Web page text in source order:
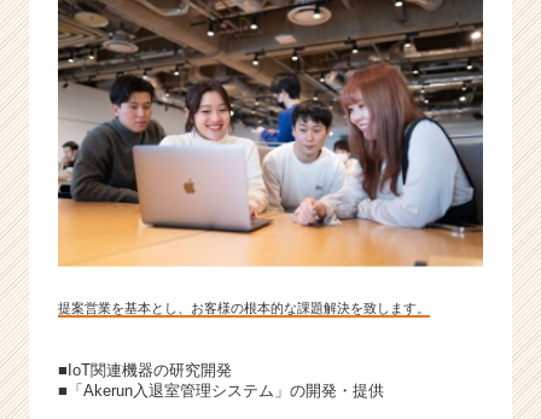
提案営業を基本とし、お客様の根本的な課題解決を致します。
■IoT関連機器の研究開発
■「Akerun入退室管理システム」の開発・提供